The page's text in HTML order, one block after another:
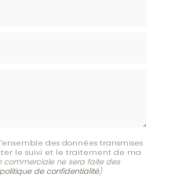
des données transmises
le suivi et le traitement de ma
commerciale ne sera faite des
politique de confidentialité)